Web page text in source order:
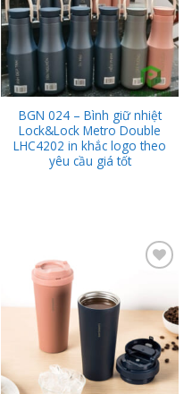
BGN 024 – Bình giữ nhiệt
Lock&Lock Metro Double
LHC4202 in khắc logo theo
yêu cầu giá tốt